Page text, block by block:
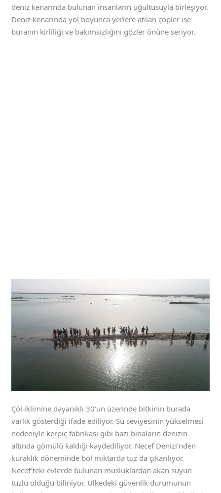
deniz kenarında bulunan insanların uğultusuyla birleşiyor.
Deniz kenarında yol boyunca yerlere atılan çöpler ise
buranın kirliliği ve bakımsızlığını gözler önüne seriyor.
Çöl iklimine dayanıklı 30’un üzerinde bitkinin burada
varlık gösterdiği ifade ediliyor. Su seviyesinin yükselmesi
nedeniyle kerpiç fabrikası gibi bazı binaların denizin
altında gömülü kaldığı kaydediliyor. Necef Denizi’nden
kuraklık döneminde bol miktarda tuz da çıkarılıyor.
Necef’teki evlerde bulunan musluklardan akan suyun
tuzlu olduğu biliniyor. Ülkedeki güvenlik durumunun